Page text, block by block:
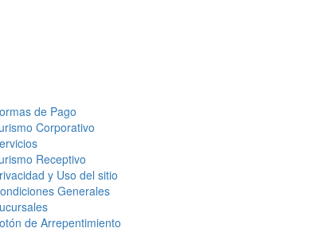
de Pago
Corporativo
Receptivo
y Uso del sitio
Generales
de Arrepentimiento